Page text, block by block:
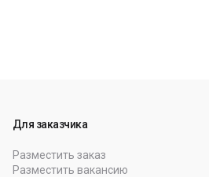
Для заказчика
Разместить заказ
Разместить вакансию